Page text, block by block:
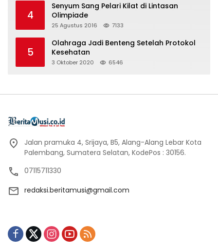
4
Senyum Sang Pelari Kilat di Lintasan
Olimpiade
25 Agustus 2016 7133
5
Olahraga Jadi Benteng Setelah Protokol
Kesehatan
3 Oktober 2020 6546
Jalan pramuka 4, Srijaya, B5, Alang-Alang Lebar Kota
Palembang, Sumatera Selatan, KodePos : 30156.
07115711330
redaksi.beritamusi@gmail.com